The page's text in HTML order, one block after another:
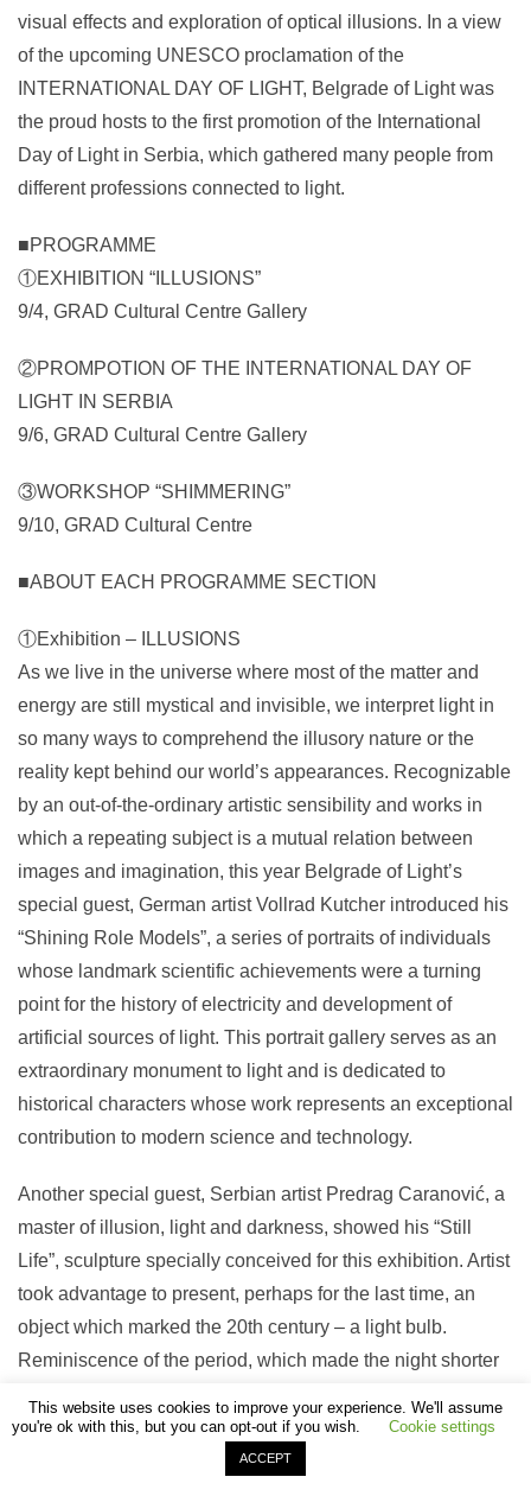
visual effects and exploration of optical illusions. In a view
of the upcoming UNESCO proclamation of the
INTERNATIONAL DAY OF LIGHT, Belgrade of Light was
the proud hosts to the first promotion of the International
Day of Light in Serbia, which gathered many people from
different professions connected to light.
■PROGRAMME
①EXHIBITION “ILLUSIONS”
9/4, GRAD Cultural Centre Gallery
②PROMPOTION OF THE INTERNATIONAL DAY OF
LIGHT IN SERBIA
9/6, GRAD Cultural Centre Gallery
③WORKSHOP “SHIMMERING”
9/10, GRAD Cultural Centre
■ABOUT EACH PROGRAMME SECTION
①Exhibition – ILLUSIONS
As we live in the universe where most of the matter and
energy are still mystical and invisible, we interpret light in
so many ways to comprehend the illusory nature or the
reality kept behind our world’s appearances. Recognizable
by an out-of-the-ordinary artistic sensibility and works in
which a repeating subject is a mutual relation between
images and imagination, this year Belgrade of Light’s
special guest, German artist Vollrad Kutcher introduced his
“Shining Role Models”, a series of portraits of individuals
whose landmark scientific achievements were a turning
point for the history of electricity and development of
artificial sources of light. This portrait gallery serves as an
extraordinary monument to light and is dedicated to
historical characters whose work represents an exceptional
contribution to modern science and technology.
Another special guest, Serbian artist Predrag Caranović, a
master of illusion, light and darkness, showed his “Still
Life”, sculpture specially conceived for this exhibition. Artist
took advantage to present, perhaps for the last time, an
object which marked the 20th century – a light bulb.
Reminiscence of the period, which made the night shorter
most important myths of alternating-night-and-day pattern.
This was probably the last chance for such an action since
This website uses cookies to improve your experience. We'll assume
you're ok with this, but you can opt-out if you wish.
Cookie settings
ACCEPT